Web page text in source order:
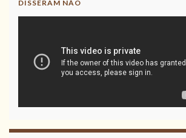
DISSERAM NÃO